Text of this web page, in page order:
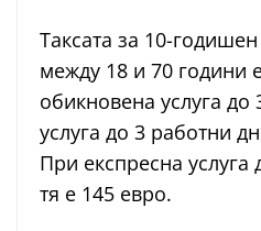
Таксата за 10-
между 18 и 70 години
обикновена услуга
услуга до 3 работни
При експресна услуга
тя е 145 евро.